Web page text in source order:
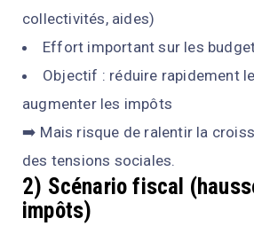
collectivités, aides)
Effort important sur les
Objectif : réduire rapidement
augmenter les impôts
➡️ Mais risque de ralentir la
des tensions sociales.
2) Scénario fiscal
impôts)